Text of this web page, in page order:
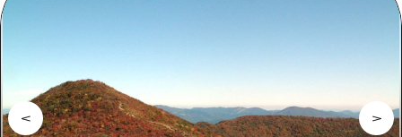
特集一覧
おすすめ
アート
モデルコース
モデルコース一覧
スポット・体験